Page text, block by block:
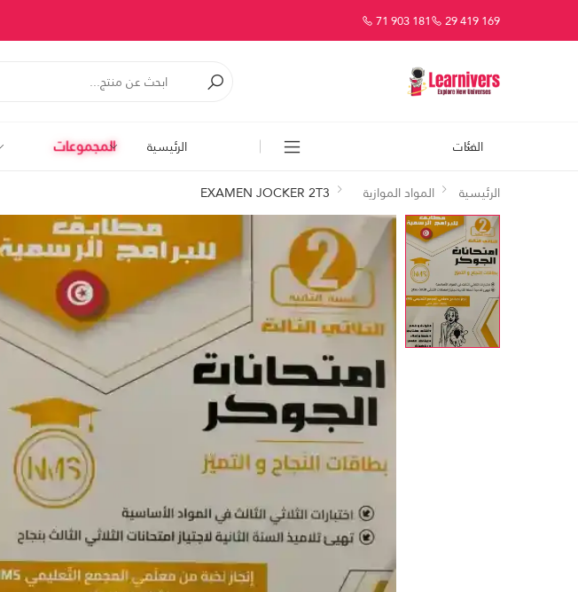
29 419 169
71 903 181
الفئات الرئيسية المجموعات
الرئيسية
المواد الموازية EXAMEN JOCKER 2T3